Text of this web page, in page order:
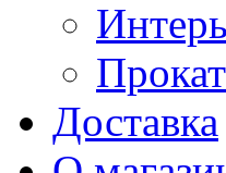
Доставка